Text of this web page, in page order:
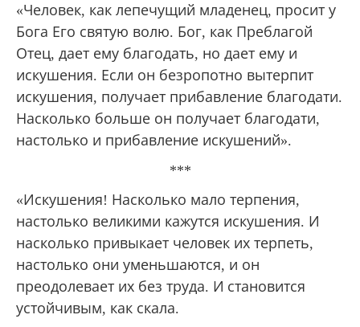
«Человек, как лепечущий младенец, просит у
Бога Его святую волю. Бог, как Преблагой
Отец, дает ему благодать, но дает ему и
искушения. Если он безропотно вытерпит
искушения, получает прибавление благодати.
Насколько больше он получает благодати,
настолько и прибавление искушений».
***
«Искушения! Насколько мало терпения,
настолько великими кажутся искушения. И
насколько привыкает человек их терпеть,
настолько они уменьшаются, и он
преодолевает их без труда. И становится
устойчивым, как скала.